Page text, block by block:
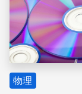
物理